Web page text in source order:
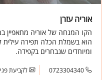
אוריה עזרן
הקו המנחה של אוריה מתאפיין
הוא בשמלת הכלה תפירה עילית
ומיוחדים שנבחרים בקפידה.
0723304340 לקביעת